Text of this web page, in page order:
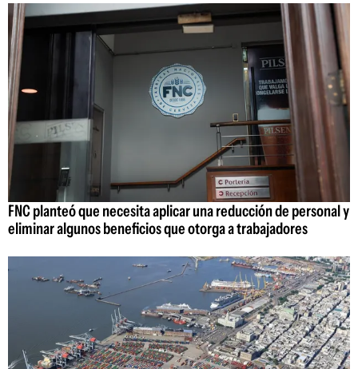
FNC planteó que necesita aplicar una reducción de personal y
eliminar algunos beneficios que otorga a trabajadores